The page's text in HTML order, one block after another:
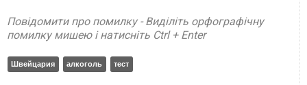
Повідомити про помилку - Виділіть орфографічну
помилку мишею і натисніть Ctrl + Enter
Швейцария алкоголь тест